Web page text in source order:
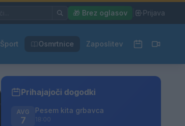
🎁 Brez oglasov Prijava
Šport Osmrtnice Zaposlitev
Prihajajoči dogodki
AVG
7
Pesem kita grbavca
18:00